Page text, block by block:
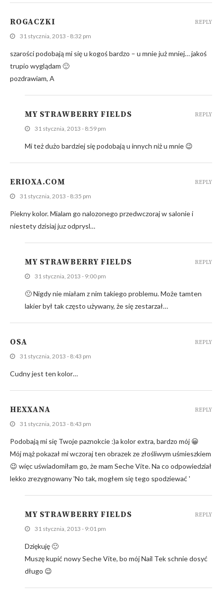
ROGACZKI
31 stycznia, 2013 - 8:32 pm
szarości podobają mi się u kogoś bardzo – u mnie już mniej… jakoś
trupio wyglądam 🙂
pozdrawiam, A
REPLY
MY STRAWBERRY FIELDS
31 stycznia, 2013 - 8:59 pm
Mi też dużo bardziej się podobają u innych niż u mnie 😉
REPLY
ERIOXA.COM
31 stycznia, 2013 - 8:35 pm
Piekny kolor. Mialam go nalozonego przedwczoraj w salonie i
niestety dzisiaj juz odprysl…
REPLY
MY STRAWBERRY FIELDS
31 stycznia, 2013 - 9:00 pm
🙁 Nigdy nie miałam z nim takiego problemu. Może tamten
lakier był tak często używany, że się zestarzał…
REPLY
OSA
31 stycznia, 2013 - 8:43 pm
Cudny jest ten kolor…
REPLY
HEXXANA
31 stycznia, 2013 - 8:43 pm
Podobają mi się Twoje paznokcie :)a kolor extra, bardzo mój 😀
Mój mąż pokazał mi wczoraj ten obrazek ze złośliwym uśmieszkiem
😉 więc uświadomiłam go, że mam Seche Vite. Na co odpowiedział
lekko zrezygnowany 'No tak, mogłem się tego spodziewać '
REPLY
MY STRAWBERRY FIELDS
31 stycznia, 2013 - 9:01 pm
Dziękuję 🙂
Muszę kupić nowy Seche Vite, bo mój Nail Tek schnie dosyć
długo 😉
REPLY